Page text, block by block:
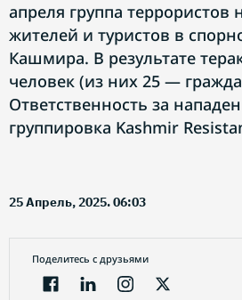
апреля группа
жителей и туристов в
Кашмира. В результате
человек (из них 25 —
Ответственность за
группировка Kashmir
25 Апрель, 2025. 06:03
Поделитесь с друзьями